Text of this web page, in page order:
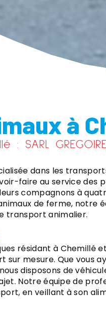
à
: SARL
dans les
faire au service des
compagnons à
de ferme, notre
transport animalier.
résidant à Chemillé et
sur mesure. Que vous
disposons de
Notre équipe de
en veillant à son